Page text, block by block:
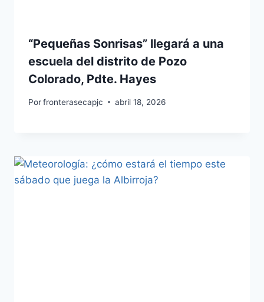
“Pequeñas Sonrisas” llegará a una
escuela del distrito de Pozo
Colorado, Pdte. Hayes
Porfronterasecapjc abril 18, 2026